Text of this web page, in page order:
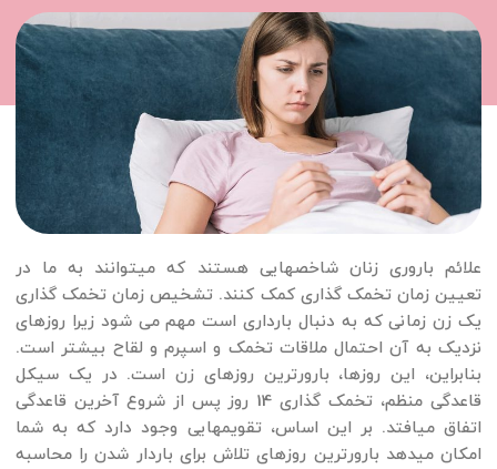
علائم باروری زنان شاخص­هایی هستند که می­توانند به ما در
تعیین زمان تخمک گذاری کمک کنند. تشخیص زمان تخمک گذاری
یک زن زمانی که به دنبال بارداری است مهم می شود زیرا روزهای
نزدیک به آن احتمال ملاقات تخمک و اسپرم و لقاح بیشتر است.
بنابراین، این روزها، بارورترین روزهای زن است. در یک سیکل
قاعدگی منظم، تخمک گذاری 14 روز پس از شروع آخرین قاعدگی
اتفاق می­افتد. بر این اساس، تقویم­هایی وجود دارد که به شما
امکان می­دهد بارورترین روزهای تلاش برای باردار شدن را محاسبه